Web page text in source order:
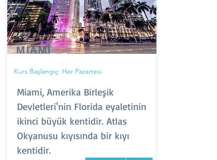
MİAMİ
Kurs Başlangıç: Her Pazartesi
Miami, Amerika Birleşik
Devletleri'nin Florida eyaletinin
ikinci büyük kentidir. Atlas
Okyanusu kıyısında bir kıyı
kentidir.